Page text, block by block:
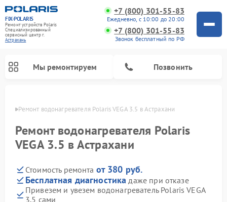
FIX-POLARIS
Ремонт устройств Polaris
Специализированный
cервисный центр г.
Астрахань
+7 (800) 301-55-83
Ежедневно, с 10:00 до 20:00
+7 (800) 301-55-83
Звонок бесплатный по РФ
Мы ремонтируем Позвонить
Ремонт водонагревателя Polaris VEGA 3.5 в Астрахани
Ремонт водонагревателя Polaris
VEGA 3.5 в Астрахани
Стоимость ремонта от 380 руб.
Бесплатная диагностика даже при отказе
Привезем и увезем водонагреватель Polaris VEGA
3.5 сами